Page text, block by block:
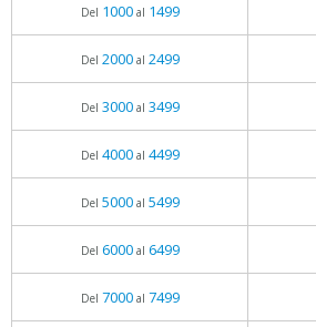
Del 1000al 1499
Del 2000al 2499
Del 3000al 3499
Del 4000al 4499
Del 5000al 5499
Del 6000al 6499
Del 7000al 7499